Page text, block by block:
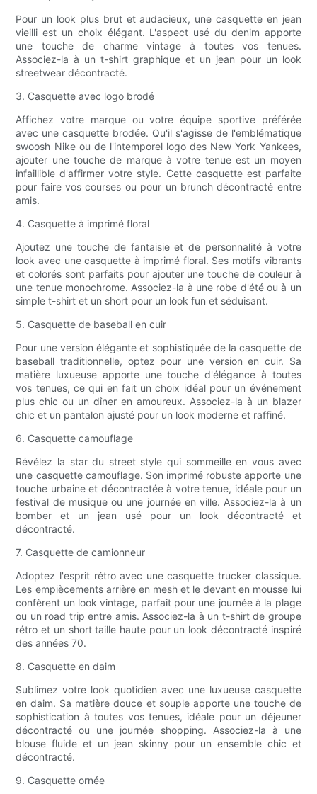
Pour un look plus brut et audacieux, une casquette en jean
vieilli est un choix élégant. L'aspect usé du denim apporte
une touche de charme vintage à toutes vos tenues.
Associez-la à un t-shirt graphique et un jean pour un look
streetwear décontracté.
3. Casquette avec logo brodé
Affichez votre marque ou votre équipe sportive préférée
avec une casquette brodée. Qu'il s'agisse de l'emblématique
swoosh Nike ou de l'intemporel logo des New York Yankees,
ajouter une touche de marque à votre tenue est un moyen
infaillible d'affirmer votre style. Cette casquette est parfaite
pour faire vos courses ou pour un brunch décontracté entre
amis.
4. Casquette à imprimé floral
Ajoutez une touche de fantaisie et de personnalité à votre
look avec une casquette à imprimé floral. Ses motifs vibrants
et colorés sont parfaits pour ajouter une touche de couleur à
une tenue monochrome. Associez-la à une robe d'été ou à un
simple t-shirt et un short pour un look fun et séduisant.
5. Casquette de baseball en cuir
Pour une version élégante et sophistiquée de la casquette de
baseball traditionnelle, optez pour une version en cuir. Sa
matière luxueuse apporte une touche d'élégance à toutes
vos tenues, ce qui en fait un choix idéal pour un événement
plus chic ou un dîner en amoureux. Associez-la à un blazer
chic et un pantalon ajusté pour un look moderne et raffiné.
6. Casquette camouflage
Révélez la star du street style qui sommeille en vous avec
une casquette camouflage. Son imprimé robuste apporte une
touche urbaine et décontractée à votre tenue, idéale pour un
festival de musique ou une journée en ville. Associez-la à un
bomber et un jean usé pour un look décontracté et
décontracté.
7. Casquette de camionneur
Adoptez l'esprit rétro avec une casquette trucker classique.
Les empiècements arrière en mesh et le devant en mousse lui
confèrent un look vintage, parfait pour une journée à la plage
ou un road trip entre amis. Associez-la à un t-shirt de groupe
rétro et un short taille haute pour un look décontracté inspiré
des années 70.
8. Casquette en daim
Sublimez votre look quotidien avec une luxueuse casquette
en daim. Sa matière douce et souple apporte une touche de
sophistication à toutes vos tenues, idéale pour un déjeuner
décontracté ou une journée shopping. Associez-la à une
blouse fluide et un jean skinny pour un ensemble chic et
décontracté.
9. Casquette ornée